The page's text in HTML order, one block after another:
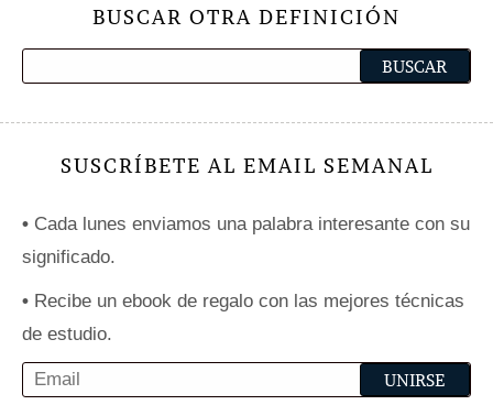
BUSCAR OTRA DEFINICIÓN
SUSCRÍBETE AL EMAIL SEMANAL
• Cada lunes enviamos una palabra interesante con su
significado.
• Recibe un ebook de regalo con las mejores técnicas
de estudio.